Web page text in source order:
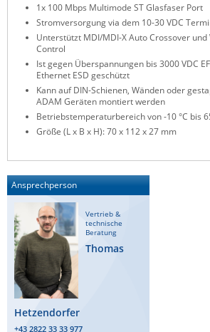
Vision
WATTECO
Westermo
Yuasa
ZPE Systems
1x 100 Mbps Multimode ST Glasfaser Port
Stromversorgung via dem 10-30 VDC
Unterstützt MDI/MDI-X Auto Crossover
Control
Ist gegen Überspannungen bis 3000 VDC
Ethernet ESD geschützt
Kann auf DIN-Schienen, Wänden oder
ADAM Geräten montiert werden
Betriebstemperaturbereich von -10 °C bis
Größe (L x B x H): 70 x 112 x 27 mm
Ansprechperson
Vertrieb &
technische
Beratung
Thomas
Hetzendorfer
+43 2822 33 33 977